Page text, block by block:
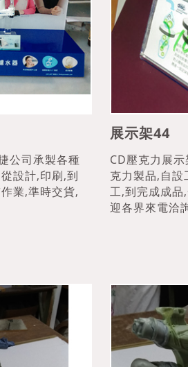
公司承製各種
設計,印刷,到
業,準時交貨,
展示架44
CD壓克力展
克力製品,自
工,到完成成
迎各界來電洽